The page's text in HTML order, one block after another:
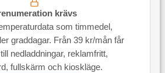
krävs
som timmedel,
graddagar. Från 39 kr/mån får
nedladdningar, reklamfritt,
fullskärm och kioskläge.